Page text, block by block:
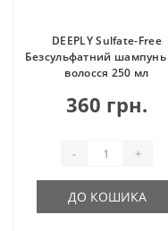
DEEPLY Sulfate-Free
Безсульфатний шампунь
волосся 250 мл
360 грн.
- +
ДО КОШИКА